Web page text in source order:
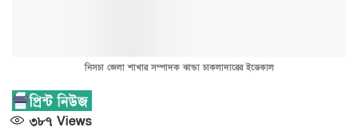
নিসচা জেলা শাখার সম্পাদক ঝান্ডা চাকলাদারের ইন্তেকাল
৩৮৭ Views